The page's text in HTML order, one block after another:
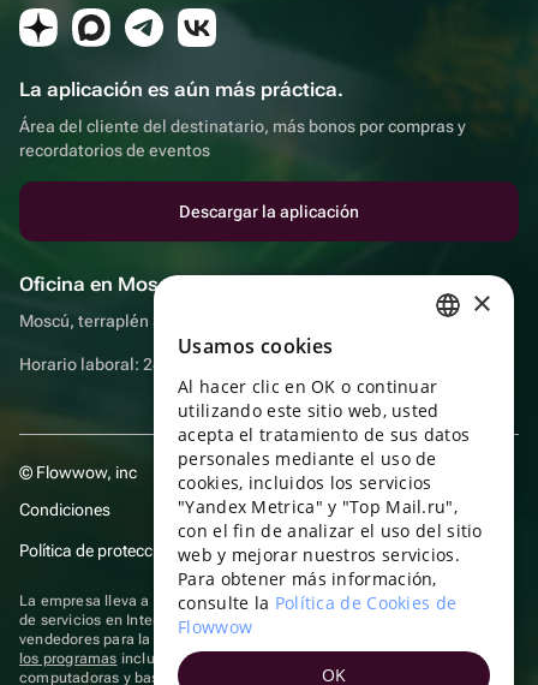
La aplicación es aún más práctica.
Área del cliente del destinatario, más bonos por compras y
recordatorios de eventos
Descargar la aplicación
Oficina en Moscú
Moscú, terraplén Sadovnicheskaya, 9, sala 2/3
Horario laboral: 24 horas
© Flowwow, inc
Condiciones
Política de protección y privacidad de datos
La empresa lleva a cabo su actividad en el ámbito de las TI: prestación
de servicios en Internet para la publicación de ofertas (anuncios) de
vendedores para la venta de artículos. Acceder a la
los programas incluidos en el registro de programas rusos para
computadoras y bases de datos.
ENGLISH
UKRAINIAN
PORTUGUESE
SPANISH
HUNGARIAN
ITALIAN
×
Usamos cookies
Al hacer clic en OK o continuar
utilizando este sitio web, usted
acepta el tratamiento de sus datos
personales mediante el uso de
cookies, incluidos los servicios
"Yandex Metrica" y "Top Mail.ru",
con el fin de analizar el uso del sitio
web y mejorar nuestros servicios.
Para obtener más información,
consulte la Política de Cookies de
Flowwow
OK